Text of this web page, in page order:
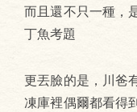
而且還不只一種，
丁魚考題
更丟臉的是，川爸
凍庫裡偶爾都看得